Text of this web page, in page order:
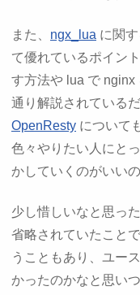
また、 ngx_lua に関
て優れているポイン
す方法や lua で nginx
通り解説されている
OpenResty について
色々やりたい人にと
かしていくのがいい
少し惜しいなと思っ
省略されていたこと
うこともあり、ユー
かったのかなと思い